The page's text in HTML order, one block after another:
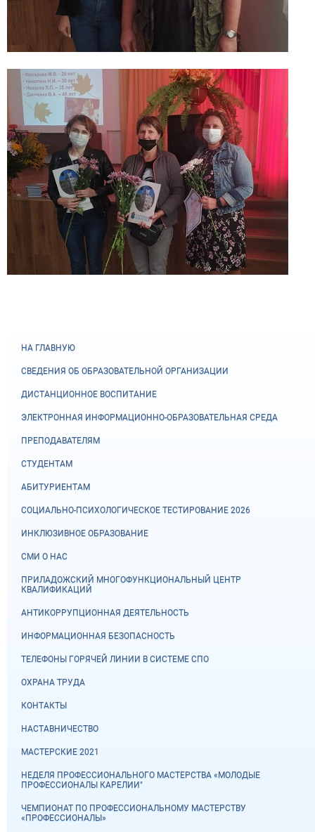
НА ГЛАВНУЮ
СВЕДЕНИЯ ОБ ОБРАЗОВАТЕЛЬНОЙ ОРГАНИЗАЦИИ
ДИСТАНЦИОННОЕ ВОСПИТАНИЕ
ЭЛЕКТРОННАЯ ИНФОРМАЦИОННО-ОБРАЗОВАТЕЛЬНАЯ СРЕДА
ПРЕПОДАВАТЕЛЯМ
СТУДЕНТАМ
АБИТУРИЕНТАМ
СОЦИАЛЬНО-ПСИХОЛОГИЧЕСКОЕ ТЕСТИРОВАНИЕ 2026
ИНКЛЮЗИВНОЕ ОБРАЗОВАНИЕ
СМИ О НАС
ПРИЛАДОЖСКИЙ МНОГОФУНКЦИОНАЛЬНЫЙ ЦЕНТР
КВАЛИФИКАЦИЙ
АНТИКОРРУПЦИОННАЯ ДЕЯТЕЛЬНОСТЬ
ИНФОРМАЦИОННАЯ БЕЗОПАСНОСТЬ
ТЕЛЕФОНЫ ГОРЯЧЕЙ ЛИНИИ В СИСТЕМЕ СПО
ОХРАНА ТРУДА
КОНТАКТЫ
НАСТАВНИЧЕСТВО
МАСТЕРСКИЕ 2021
НЕДЕЛЯ ПРОФЕССИОНАЛЬНОГО МАСТЕРСТВА «МОЛОДЫЕ
ПРОФЕССИОНАЛЫ КАРЕЛИИ"
ЧЕМПИОНАТ ПО ПРОФЕССИОНАЛЬНОМУ МАСТЕРСТВУ
«ПРОФЕССИОНАЛЫ»